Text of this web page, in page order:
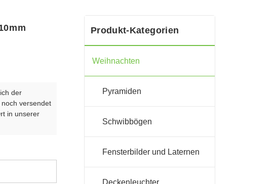
der
versendet
in unserer
Produkt-Kategorien
Weihnachten
Pyramiden
Schwibbögen
Fensterbilder und Laternen
Deckenleuchter